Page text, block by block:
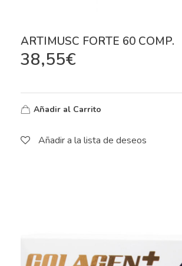
ARTIMUSC FORTE 60 COMP.
38,55€
Añadir al Carrito
Añadir a la lista de deseos